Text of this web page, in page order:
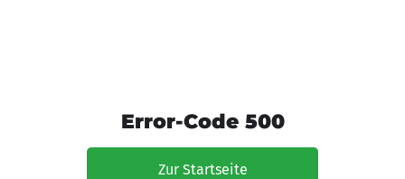
Error-Code 500
Zur Startseite